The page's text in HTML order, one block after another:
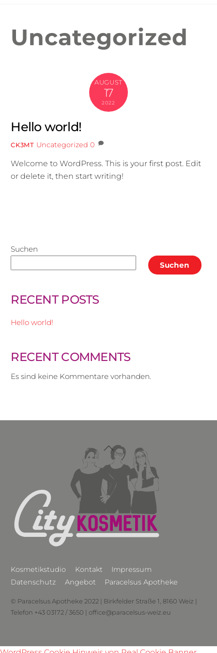
Uncategorized
AUGUST
17
2022
Hello world!
CK3MT Uncategorized 0
Welcome to WordPress. This is your first post. Edit
or delete it, then start writing!
Suchen
Suchen
RECENT POSTS
Hello world!
RECENT COMMENTS
Es sind keine Kommentare vorhanden.
Back
To
Top
Kosmetikstudio Kontakt
Impressum
Datenschutz
Angebot Paracelsus Apotheke
© Paracelsus Apotheke 2022 | Birkfelder Straße 1, 8160 Weiz |
Telefon +43 03172 / 3650 | office@paracelsus-weiz.eu